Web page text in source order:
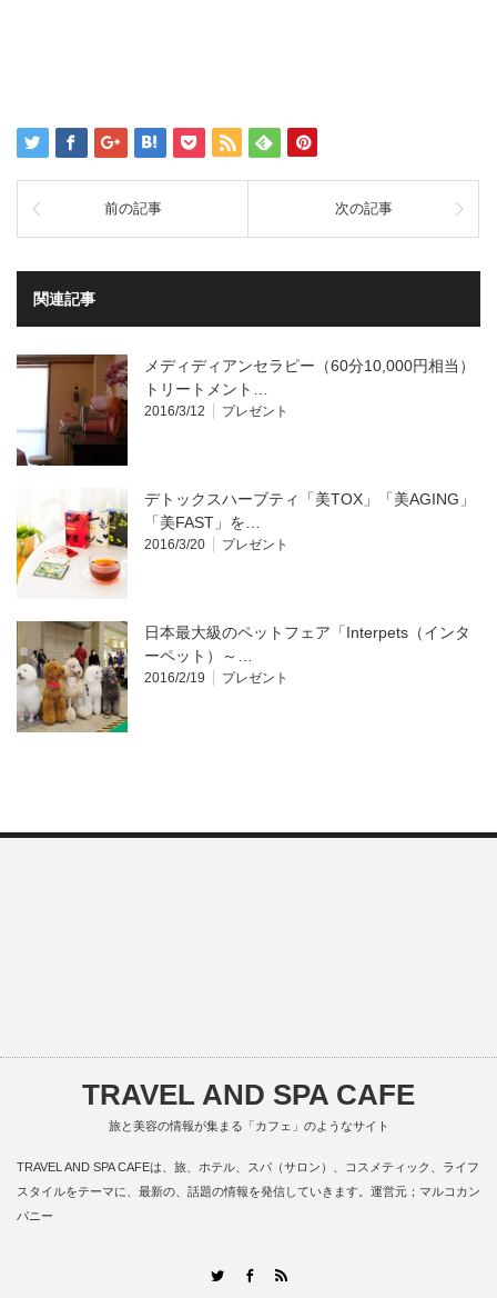
前の記事 次の記事
関連記事
メディディアンセラピー（60分10,000円相当）
トリートメント…
2016/3/12 プレゼント
デトックスハーブティ「美TOX」「美AGING」
「美FAST」を…
2016/3/20 プレゼント
日本最大級のペットフェア「Interpets（インタ
ーペット）～…
2016/2/19 プレゼント
TRAVEL AND SPA CAFE
旅と美容の情報が集まる「カフェ」のようなサイト
TRAVEL AND SPA CAFEは、旅、ホテル、スパ（サロン）、コスメティック、ライフ
スタイルをテーマに、最新の、話題の情報を発信していきます。運営元；マルコカン
パニー
TwitterFacebook